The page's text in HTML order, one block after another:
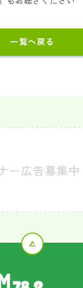
一覧へ戻る